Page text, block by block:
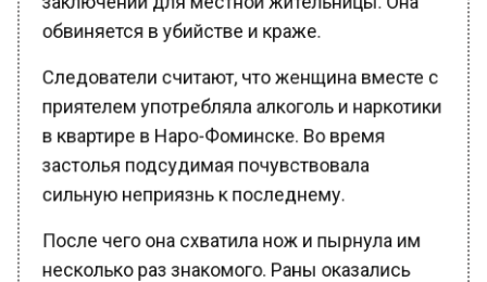
обвиняется в убийстве и краже.
Следователи считают, что женщина вместе с
приятелем употребляла алкоголь и наркотики
в квартире в Наро-Фоминске. Во время
застолья подсудимая почувствовала
сильную неприязнь к последнему.
После чего она схватила нож и пырнула им
несколько раз знакомого. Раны оказались